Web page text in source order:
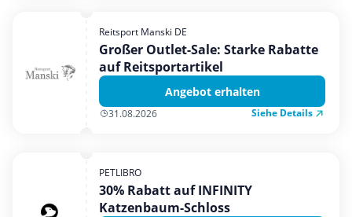
Urlaub & Reise
Reitsport Manski DE
Großer Outlet-Sale: Starke Rabatte
auf Reitsportartikel
Angebot erhalten
31.08.2026 Siehe Details
PETLIBRO
30% Rabatt auf INFINITY
Katzenbaum-Schloss